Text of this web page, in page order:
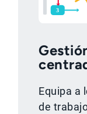
Equipa a
de